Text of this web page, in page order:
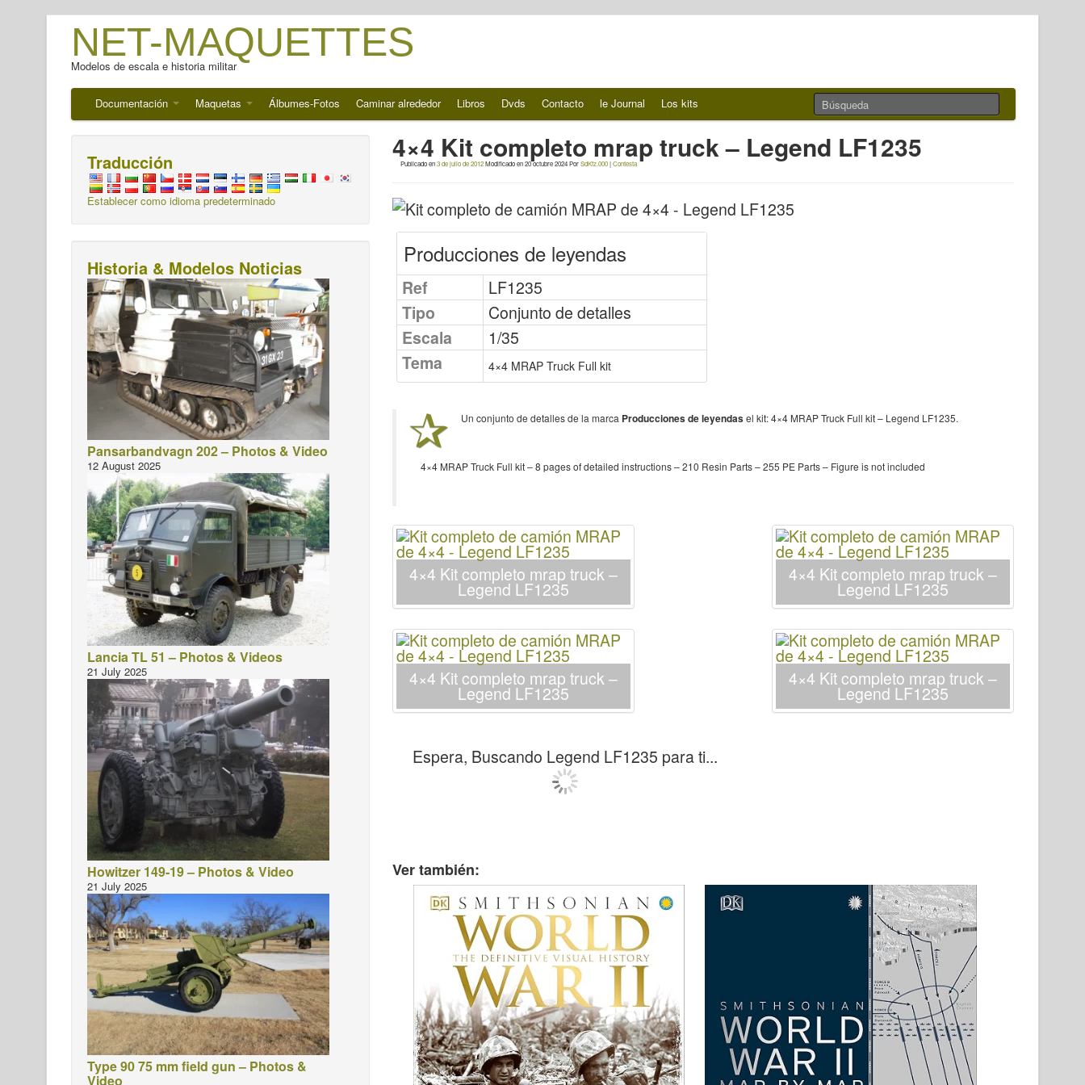
NET-MAQUETTES
Modelos de escala e historia militar
Documentación Maquetas Álbumes-Fotos Caminar alrededor Libros Dvds Contacto le Journal Los kits
4×4 Kit completo mrap truck – Legend LF1235
Publicado en3 de julio de 2012Modificado en20 octubre 2024PorSdKfz.000|Contesta
Producciones de leyendas
Ref
LF1235
Tipo
Conjunto de detalles
Escala
1/35
Tema
4×4 MRAP Truck Full kit
Un conjunto de detalles de la marca Producciones de leyendasel kit:4×4 MRAP Truck Full kit – Legend LF1235.
4×4 MRAP Truck Full kit – 8 pages of detailed instructions – 210 Resin Parts – 255 PE Parts – Figure is not included
4×4 Kit completo mrap truck –
Legend LF1235
4×4 Kit completo mrap truck –
Legend LF1235
4×4 Kit completo mrap truck –
Legend LF1235
4×4 Kit completo mrap truck –
Legend LF1235
Espera, Buscando Legend LF1235 para ti...
Ver también:
Traducción
Establecer como idioma predeterminado
Historia & Modelos Noticias
Pansarbandvagn 202 – Photos & Video
12 August 2025
Lancia TL 51 – Photos & Videos
21 July 2025
Howitzer 149-19 – Photos & Video
21 July 2025
Type 90 75 mm field gun – Photos &
Video